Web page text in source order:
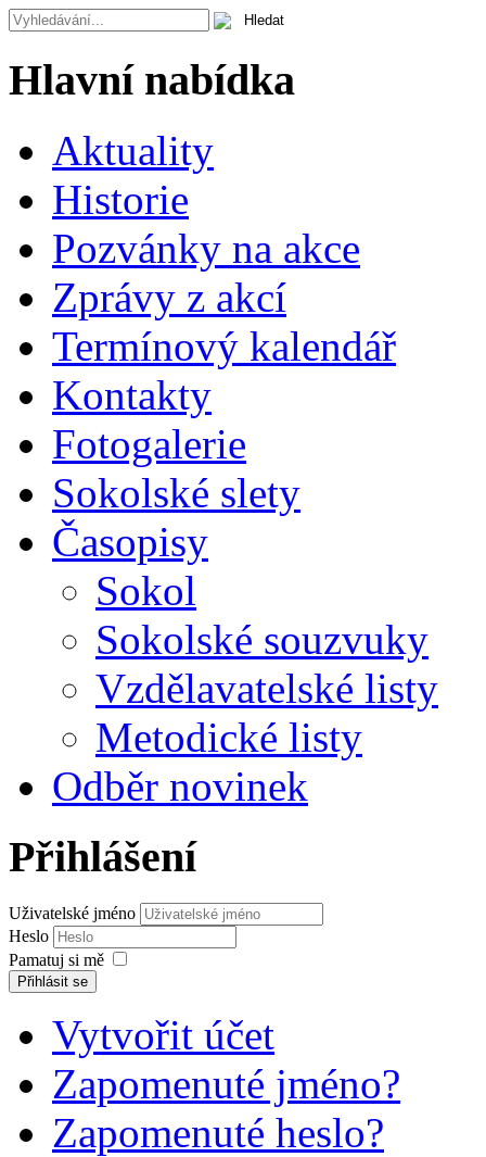
Hlavní nabídka
Aktuality
Historie
Pozvánky na akce
Zprávy z akcí
Termínový kalendář
Kontakty
Fotogalerie
Sokolské slety
Časopisy
Sokol
Sokolské souzvuky
Vzdělavatelské listy
Metodické listy
Odběr novinek
Přihlášení
Uživatelské jméno
Heslo
Pamatuj si mě
Přihlásit se
Vytvořit účet
Zapomenuté jméno?
Zapomenuté heslo?